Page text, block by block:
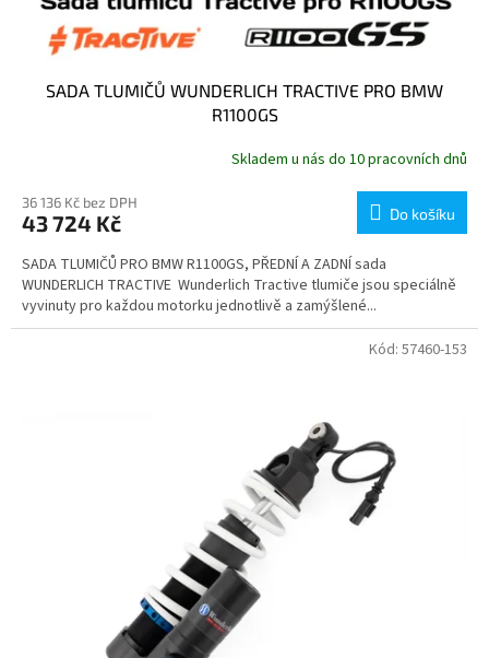
SADA TLUMIČŮ WUNDERLICH TRACTIVE PRO BMW
R1100GS
Skladem u nás do 10 pracovních dnů
36 136 Kč bez DPH
43 724 Kč Do košíku
SADA TLUMIČŮ PRO BMW R1100GS, PŘEDNÍ A ZADNÍ sada
WUNDERLICH TRACTIVE Wunderlich Tractive tlumiče jsou speciálně
vyvinuty pro každou motorku jednotlivě a zamýšlené...
Kód: 57460-153